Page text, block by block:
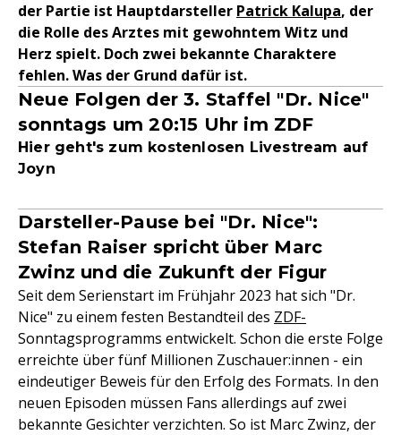
der Partie ist Hauptdarsteller Patrick Kalupa, der
die Rolle des Arztes mit gewohntem Witz und
Herz spielt. Doch zwei bekannte Charaktere
fehlen. Was der Grund dafür ist.
Neue Folgen der 3. Staffel "Dr. Nice"
sonntags um 20:15 Uhr im ZDF
Hier geht's zum kostenlosen Livestream auf
Joyn
Darsteller-Pause bei "Dr. Nice":
Stefan Raiser spricht über Marc
Zwinz und die Zukunft der Figur
Seit dem Serienstart im Frühjahr 2023 hat sich "Dr.
Nice" zu einem festen Bestandteil des ZDF-
Sonntagsprogramms entwickelt. Schon die erste Folge
erreichte über fünf Millionen Zuschauer:innen - ein
eindeutiger Beweis für den Erfolg des Formats. In den
neuen Episoden müssen Fans allerdings auf zwei
bekannte Gesichter verzichten. So ist Marc Zwinz, der